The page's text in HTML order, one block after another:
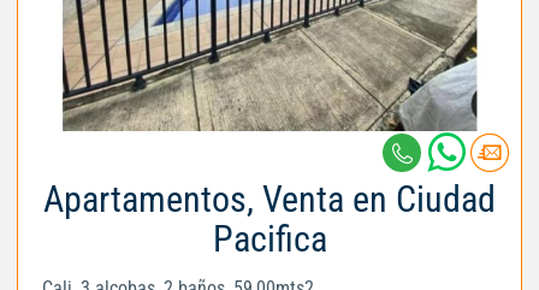
Apartamentos, Venta en Ciudad
Pacifica